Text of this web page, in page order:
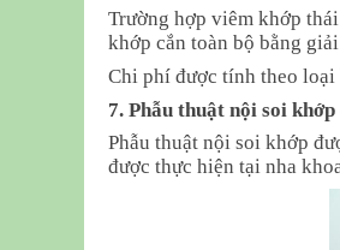
Trường hợp viêm khớp
khớp cắn toàn bộ bằng
Chi phí được tính theo
7. Phẫu thuật nội soi
Phẫu thuật nội soi khớp
được thực hiện tại nha